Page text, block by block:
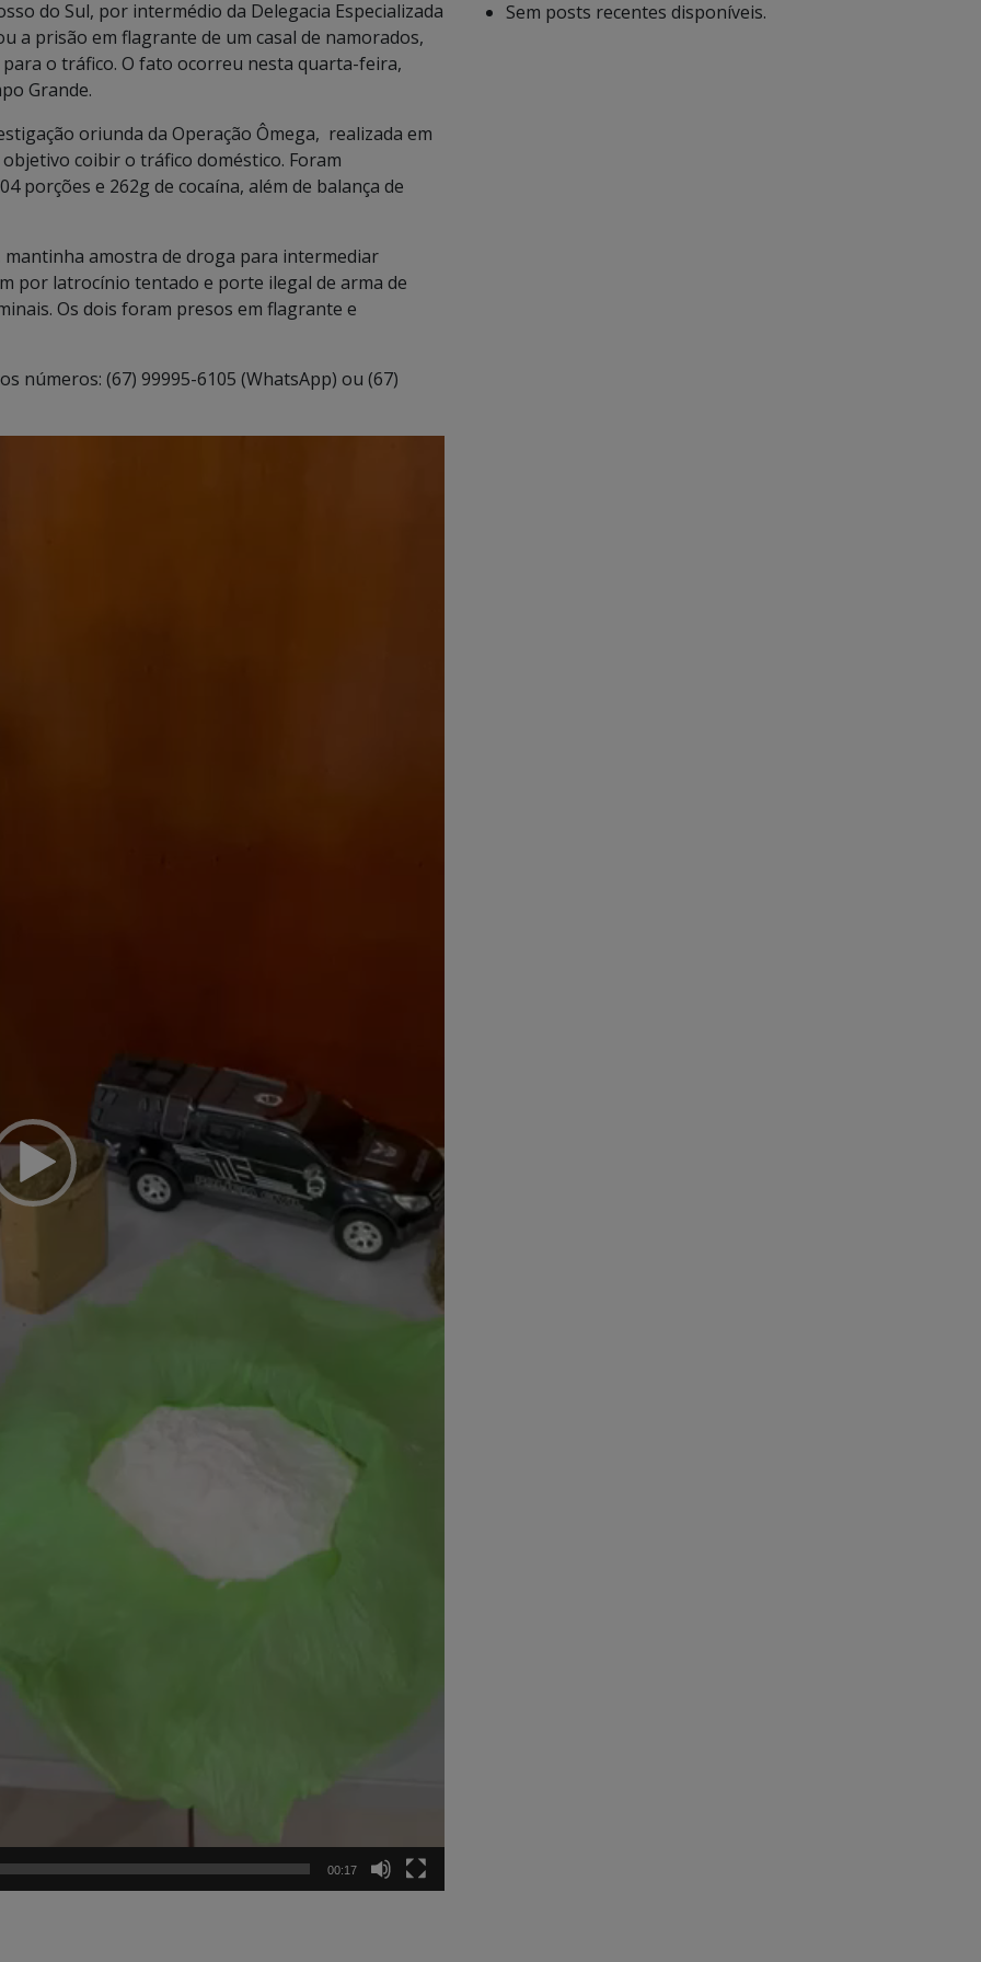
do Sul, por intermédio da Delegacia Especializada
a prisão em flagrante de um casal de namorados,
o tráfico. O fato ocorreu nesta quarta-feira,
Grande.
oriunda da Operação Ômega, realizada em
coibir o tráfico doméstico. Foram
porções e 262g de cocaína, além de balança de
mantinha amostra de droga para intermediar
por latrocínio tentado e porte ilegal de arma de
Os dois foram presos em flagrante e
números: (67) 99995-6105 (WhatsApp) ou (67)
00:17
Sem posts recentes disponíveis.